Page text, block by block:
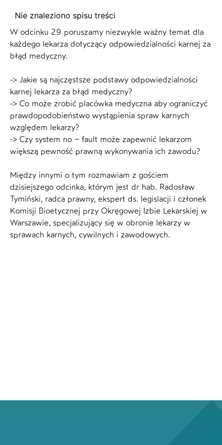
Nie znaleziono spisu treści
W odcinku 29 poruszamy niezwykle ważny temat dla
każdego lekarza dotyczący odpowiedzialności karnej za
błąd medyczny.
-> Jakie są najczęstsze podstawy odpowiedzialności
karnej lekarza za błąd medyczny?
-> Co może zrobić placówka medyczna aby ograniczyć
prawdopodobieństwo wystąpienia spraw karnych
względem lekarzy?
-> Czy system no – fault może zapewnić lekarzom
większą pewność prawną wykonywania ich zawodu?
Między innymi o tym rozmawiam z gościem
dzisiejszego odcinka, którym jest dr hab. Radosław
Tymiński, radca prawny, ekspert ds. legislacji i członek
Komisji Bioetycznej przy Okręgowej Izbie Lekarskiej w
Warszawie, specjalizujący się w obronie lekarzy w
sprawach karnych, cywilnych i zawodowych.